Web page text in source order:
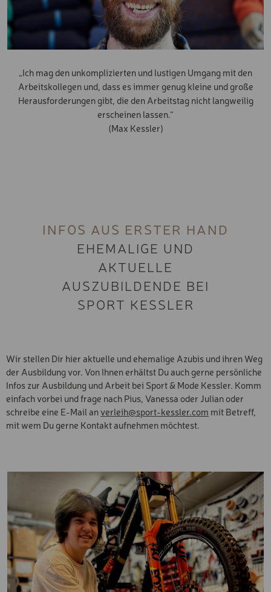
„Ich mag den unkomplizierten und lustigen Umgang mit den
Arbeitskollegen und, dass es immer genug kleine und große
Herausforderungen gibt, die den Arbeitstag nicht langweilig
erscheinen lassen.“
(Max Kessler)
INFOS AUS ERSTER HAND
EHEMALIGE UND
AKTUELLE
AUSZUBILDENDE BEI
SPORT KESSLER
Wir stellen Dir hier aktuelle und ehemalige Azubis und ihren Weg
der Ausbildung vor. Von Ihnen erhältst Du auch gerne persönliche
Infos zur Ausbildung und Arbeit bei Sport & Mode Kessler. Komm
einfach vorbei und frage nach Pius, Vanessa oder Julian oder
schreibe eine E-Mail anverleih@sport-kessler.com mit Betreff,
mit wem Du gerne Kontakt aufnehmen möchtest.